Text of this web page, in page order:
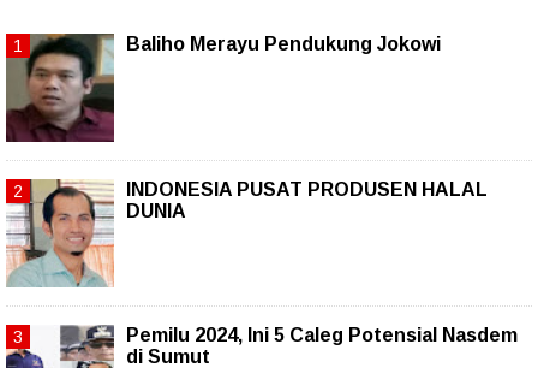
Baliho Merayu Pendukung Jokowi
INDONESIA PUSAT PRODUSEN HALAL
DUNIA
Pemilu 2024, Ini 5 Caleg Potensial Nasdem
di Sumut